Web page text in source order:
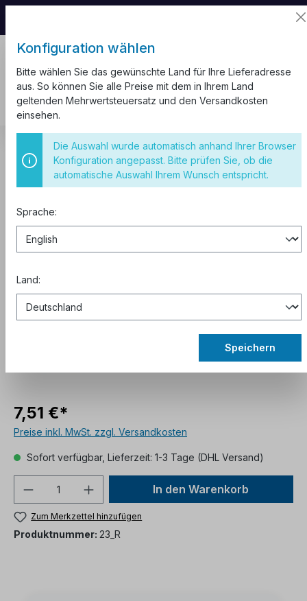
Kabel und Leitungen
Aderleitung H07V-K
Aderendhülsen
KLAUKE Stoßverbinder 16 mm² 10
Stk.
7,51 €*
Preise inkl. MwSt. zzgl. Versandkosten
Sofort verfügbar, Lieferzeit: 1-3 Tage (DHL Versand)
In den Warenkorb
Zum Merkzettel hinzufügen
Produktnummer: 23_R
Konfiguration wählen
Bitte wählen Sie das gewünschte Land für Ihre Lieferadresse
aus. So können Sie alle Preise mit dem in Ihrem Land
geltenden Mehrwertsteuersatz und den Versandkosten
einsehen.
Die Auswahl wurde automatisch anhand Ihrer Browser
Konfiguration angepasst. Bitte prüfen Sie, ob die
automatische Auswahl Ihrem Wunsch entspricht.
Sprache:
Land:
Speichern